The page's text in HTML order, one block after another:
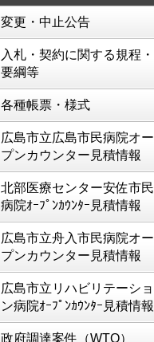
変更・中止公告
入札・契約に関する規程・
要綱等
各種帳票・様式
広島市立広島市民病院オー
プンカウンター見積情報
北部医療センター安佐市民
病院ｵｰﾌﾟﾝｶｳﾝﾀｰ見積情報
広島市立舟入市民病院オー
プンカウンター見積情報
広島市立リハビリテーショ
ン病院ｵｰﾌﾟﾝｶｳﾝﾀｰ見積情報
政府調達案件（WTO）